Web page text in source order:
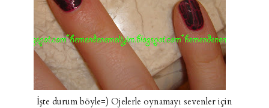
İşte durum böyle=) Ojelerle oynamayı sevenler için